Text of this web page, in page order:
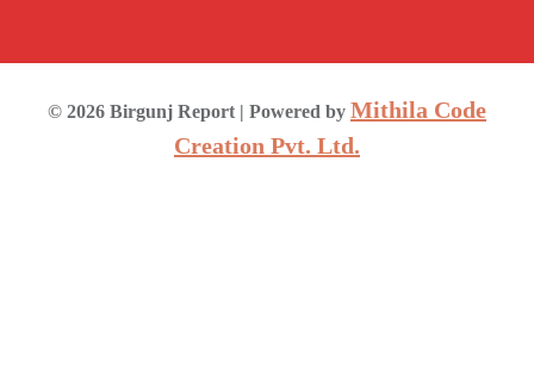
© 2026 Birgunj Report | Powered by Mithila Code
Creation Pvt. Ltd.